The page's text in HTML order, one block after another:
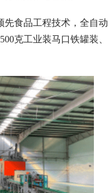
食品工程技术，全自动
克工业装马口铁罐装、